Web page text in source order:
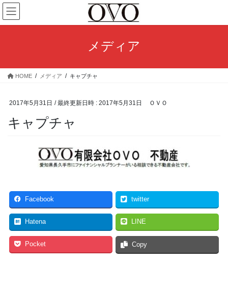
コ
ン
テ
ス
ナ
ビ
ゲ
ン
メディア
HOME メディア キャプチャ
2017年5月31日 / 最終更新日時 : 2017年5月31日 ＯＶＯ
キャプチャ
Facebook twitter
Hatena LINE
Pocket Copy